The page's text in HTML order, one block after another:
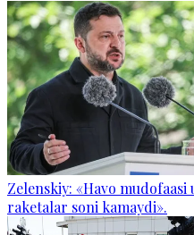
Zelenskiy: «Havo
raketalar soni kamaydi».